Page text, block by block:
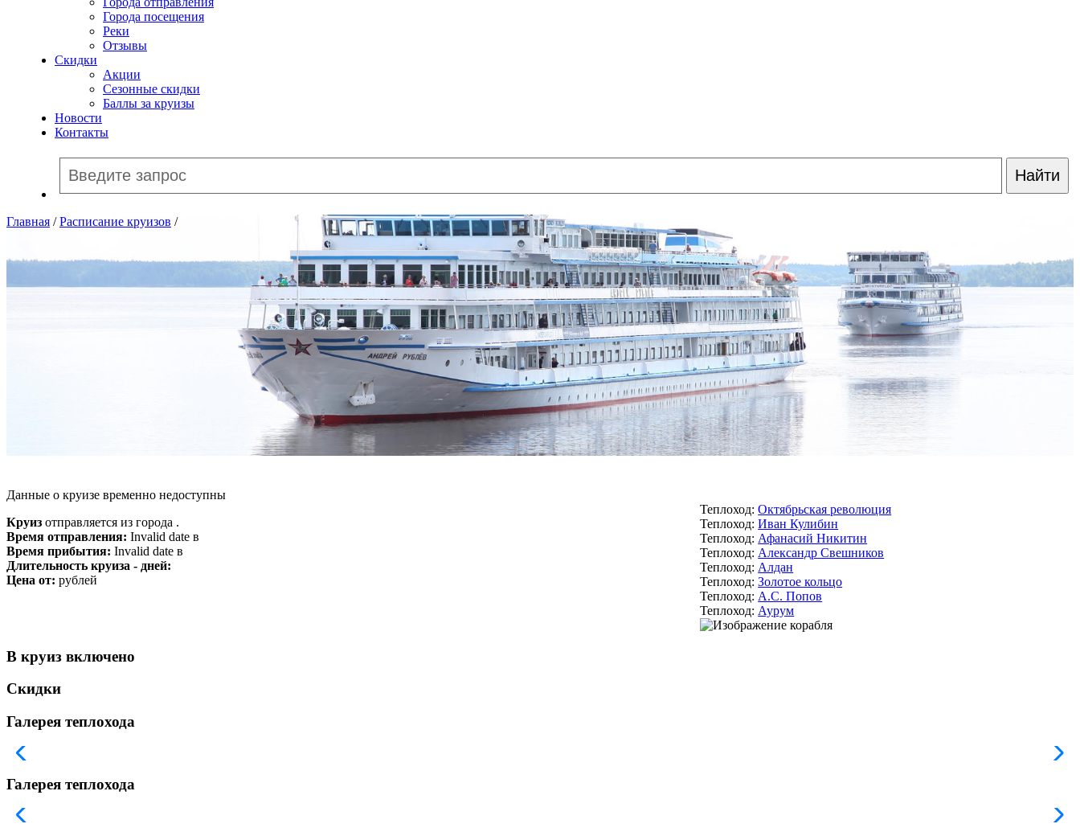
Города посещения
Реки
Отзывы
Скидки
Акции
Сезонные скидки
Баллы за круизы
Новости
Контакты
Главная /Расписание круизов /
Данные о круизе временно недоступны
Круиз отправляется из города .
Время отправления: Invalid date в
Время прибытия: Invalid date в
Длительность круиза - дней:
Цена от: рублей
Теплоход:Октябрьская революция
Теплоход:Иван Кулибин
Теплоход: Афанасий Никитин
Теплоход: Александр Свешников
Теплоход: Алдан
Теплоход:Золотое кольцо
Теплоход: А.С. Попов
Теплоход: Аурум
В круиз включено
Скидки
Галерея теплохода
Галерея теплохода